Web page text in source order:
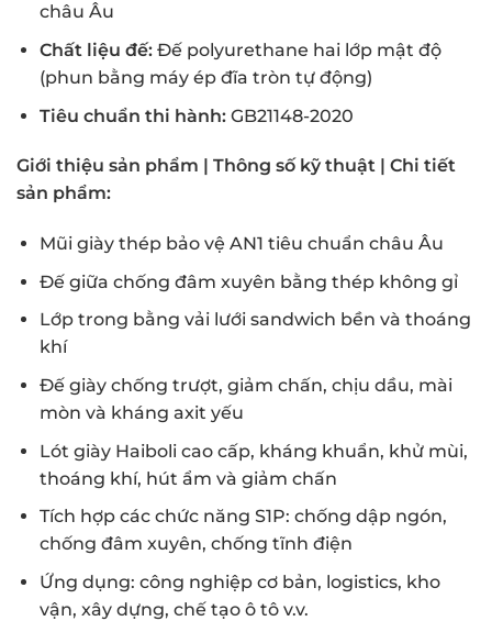
châu Âu
Chất liệu đế:Đế polyurethane hai lớp mật độ
(phun bằng máy ép đĩa tròn tự động)
Tiêu chuẩn thi hành:GB21148-2020
Giới thiệu sản phẩm | Thông số kỹ thuật | Chi tiết
sản phẩm:
Mũi giày thép bảo vệ AN1 tiêu chuẩn châu Âu
Đế giữa chống đâm xuyên bằng thép không gỉ
Lớp trong bằng vải lưới sandwich bền và thoáng
khí
Đế giày chống trượt, giảm chấn, chịu dầu, mài
mòn và kháng axit yếu
Lót giày Haiboli cao cấp, kháng khuẩn, khử mùi,
thoáng khí, hút ẩm và giảm chấn
Tích hợp các chức năng S1P: chống dập ngón,
chống đâm xuyên, chống tĩnh điện
Ứng dụng: công nghiệp cơ bản, logistics, kho
vận, xây dựng, chế tạo ô tô v.v.